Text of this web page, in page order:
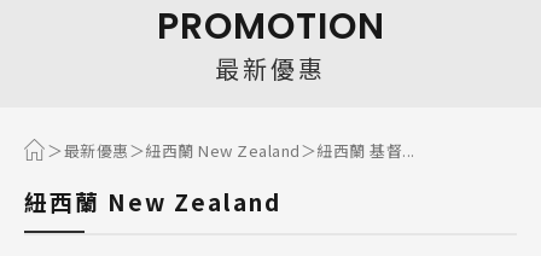
PROMOTION
最新優惠
最新優惠 紐西蘭 New Zealand 紐西蘭 基督...
紐西蘭 New Zealand